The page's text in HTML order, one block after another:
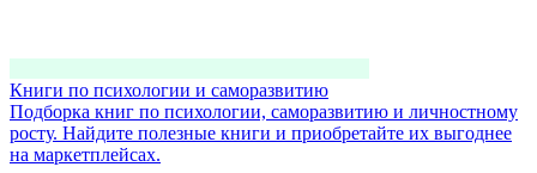
Книги по психологии и саморазвитию
Подборка книг по психологии, саморазвитию и личностному
росту. Найдите полезные книги и приобретайте их выгоднее
на маркетплейсах.